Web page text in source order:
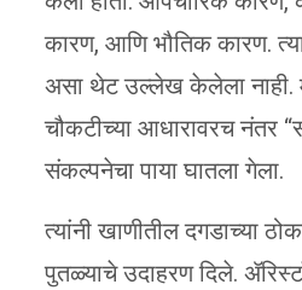
कारण, आणि भौतिक कारण.
असा थेट उल्लेख केलेला नाही.
चौकटीच्या आधारावरच नंतर
संकल्पनेचा पाया घातला गेला.
त्यांनी खाणीतील दगडाच्या
पुतळ्याचे उदाहरण दिले.